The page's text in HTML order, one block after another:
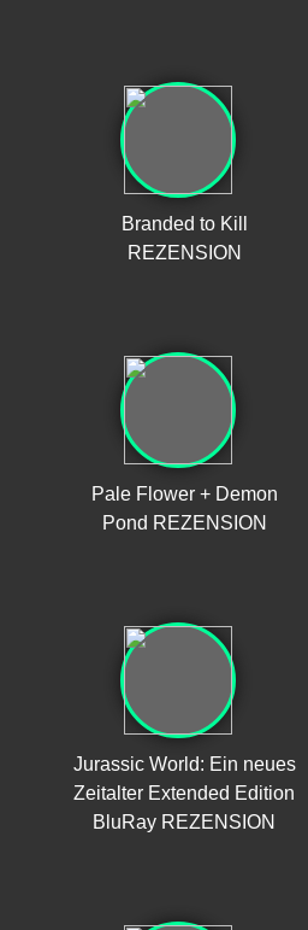
Branded to Kill
REZENSION
Pale Flower + Demon
Pond REZENSION
Jurassic World: Ein neues
Zeitalter Extended Edition
BluRay REZENSION